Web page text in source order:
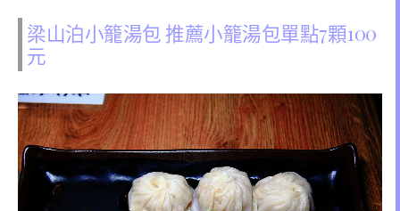
梁山泊小籠湯包 推薦小籠湯包單點7顆100
元